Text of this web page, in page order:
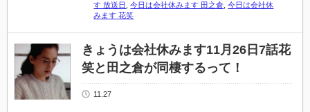
す 放送日
,今日は会社休みます 田之倉 ,今日は会社休
みます 花笑
きょうは会社休みます11月26日7話花
笑と田之倉が同棲するって！
11.27